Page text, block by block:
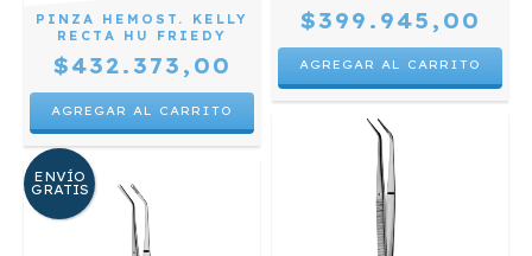
PINZA HEMOST. KELLY
RECTA HU FRIEDY
$432.373,00
$399.945,00
ENVÍO
GRATIS